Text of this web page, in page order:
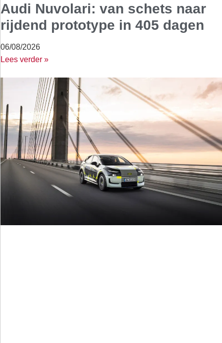
Audi Nuvolari: van schets naar
rijdend prototype in 405 dagen
06/08/2026
Lees verder »